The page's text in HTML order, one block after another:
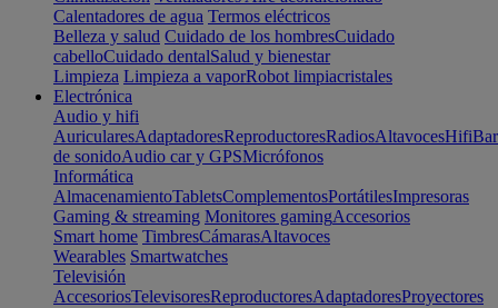
Calentadores de agua Termos eléctricos
Belleza y salud Cuidado de los hombresCuidado
cabelloCuidado dentalSalud y bienestar
Limpieza Limpieza a vaporRobot limpiacristales
Electrónica
Audio y hifi
AuricularesAdaptadoresReproductoresRadiosAltavocesHifi
de sonidoAudio car y GPSMicrófonos
Informática
AlmacenamientoTabletsComplementosPortátilesImpresoras
Gaming & streaming Monitores gamingAccesorios
Smart home TimbresCámarasAltavoces
Wearables Smartwatches
Televisión
AccesoriosTelevisoresReproductoresAdaptadoresProyectores